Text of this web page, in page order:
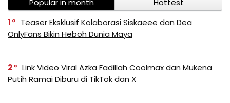
1
Teaser Eksklusif Kolaborasi Siskaeee dan Dea
OnlyFans Bikin Heboh Dunia Maya
2
Link Video Viral Azka Fadillah Coolmax dan Mukena
Putih Ramai Diburu di TikTok dan X